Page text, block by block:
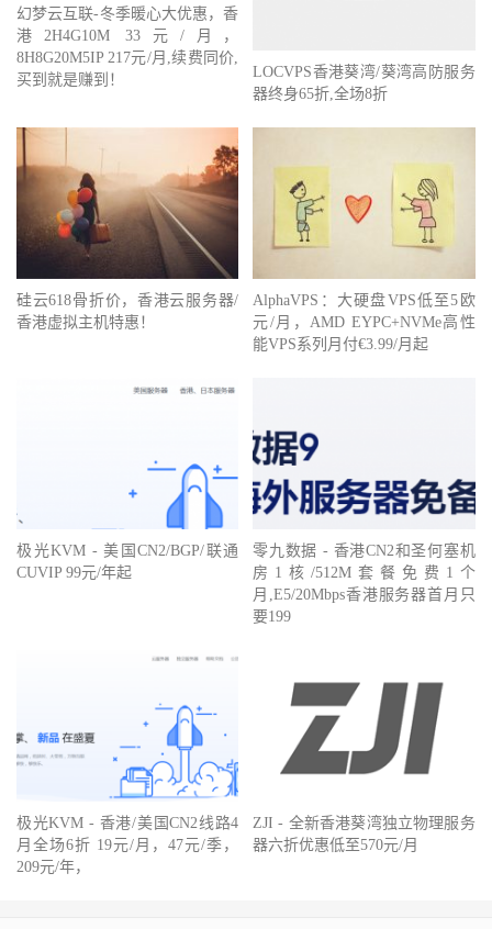
幻梦云互联-冬季暖心大优惠，香
港2H4G10M 33元/月，
8H8G20M5IP 217元/月,续费同价,
买到就是赚到！
LOCVPS香港葵湾/葵湾高防服务
器终身65折,全场8折
硅云618骨折价，香港云服务器/
香港虚拟主机特惠！
AlphaVPS：大硬盘VPS低至5欧
元/月，AMD EYPC+NVMe高性
能VPS系列月付€3.99/月起
极光KVM - 美国CN2/BGP/联通
CUVIP 99元/年起
零九数据 - 香港CN2和圣何塞机
房1核/512M套餐免费1个
月,E5/20Mbps香港服务器首月只
要199
极光KVM - 香港/美国CN2线路4
月全场6折 19元/月，47元/季，
209元/年，
ZJI - 全新香港葵湾独立物理服务
器六折优惠低至570元/月